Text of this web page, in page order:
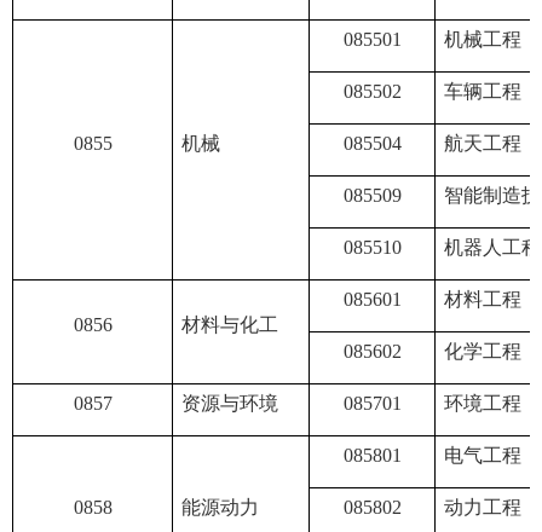
0855 机械
085501 机械工程
085502 车辆工程
085504 航天工程
085509 智能制造
085510 机器人工程
0856 材料与化工
085601 材料工程
085602 化学工程
0857 资源与环境 085701 环境工程
0858 能源动力
085801 电气工程
085802 动力工程